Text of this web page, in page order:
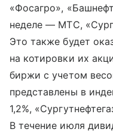
«Фосагро»,
неделе — МТС,
Это также будет
на котировки их
биржи с учетом
представлены в
1,2%,
В течение июля